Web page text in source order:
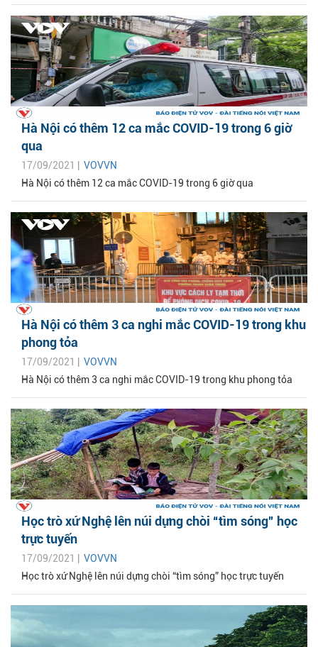
Hà Nội có thêm 12 ca mắc COVID-19 trong 6 giờ
qua
17/09/2021 | VOVVN
Hà Nội có thêm 12 ca mắc COVID-19 trong 6 giờ qua
Hà Nội có thêm 3 ca nghi mắc COVID-19 trong khu
phong tỏa
17/09/2021 | VOVVN
Hà Nội có thêm 3 ca nghi mắc COVID-19 trong khu phong tỏa
Học trò xứ Nghệ lên núi dựng chòi “tìm sóng” học
trực tuyến
17/09/2021 | VOVVN
Học trò xứ Nghệ lên núi dựng chòi “tìm sóng” học trực tuyến